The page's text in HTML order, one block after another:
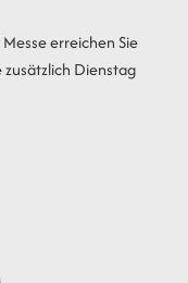
erreichen Sie
zusätzlich Dienstag